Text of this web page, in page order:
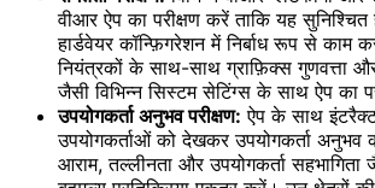
वीआर ऐप का परीक्षण करें ताकि यह
हार्डवेयर कॉन्फ़िगरेशन में निर्बाध रूप से काम
नियंत्रकों के साथ-साथ ग्राफ़िक्स गुणवत्ता
जैसी विभिन्न सिस्टम सेटिंग्स के साथ ऐप का
उपयोगकर्ता अनुभव परीक्षण: ऐप के साथ
उपयोगकर्ताओं को देखकर उपयोगकर्ता अनुभव
आराम, तल्लीनता और उपयोगकर्ता